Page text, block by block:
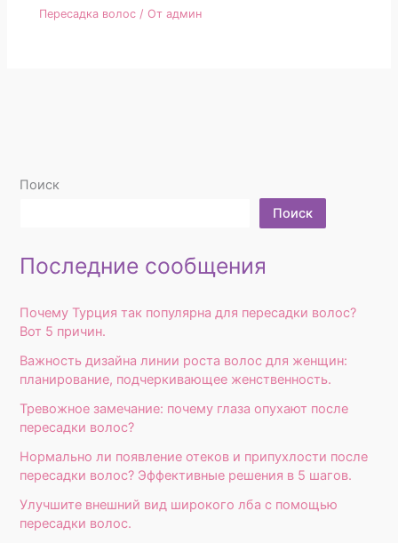
Пересадка волос / Отадмин
Поиск
Поиск
Последние сообщения
Почему Турция так популярна для пересадки волос?
Вот 5 причин.
Важность дизайна линии роста волос для женщин:
планирование, подчеркивающее женственность.
Тревожное замечание: почему глаза опухают после
пересадки волос?
Нормально ли появление отеков и припухлости после
пересадки волос? Эффективные решения в 5 шагов.
Улучшите внешний вид широкого лба с помощью
пересадки волос.